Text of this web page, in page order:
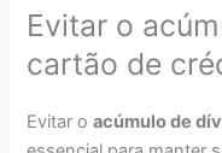
Evitar o
cartão de
Evitar oacúmulo de